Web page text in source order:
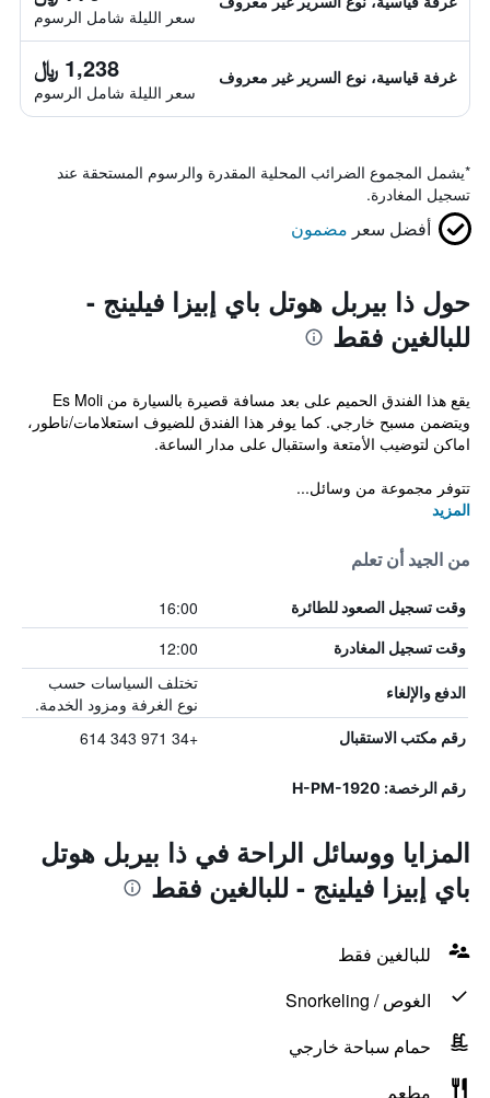
سعر الليلة شامل الرسوم
غرفة قياسية، نوع السرير غير معروف 1,238 ﷼
سعر الليلة شامل الرسوم
*يشمل المجموع الضرائب المحلية المقدرة والرسوم المستحقة عند
تسجيل المغادرة.
أفضل سعر مضمون
حول ذا بيربل هوتل باي إبيزا فيلينج -
للبالغين فقط
يقع هذا الفندق الحميم على بعد مسافة قصيرة بالسيارة من Es Moli
ويتضمن مسبح خارجي. كما يوفر هذا الفندق للضيوف استعلامات/ناطور،
اماكن لتوضيب الأمتعة واستقبال على مدار الساعة.
تتوفر مجموعة من وسائل...
المزيد
من الجيد أن تعلم
وقت تسجيل الصعود للطائرة 16:00
وقت تسجيل المغادرة 12:00
الدفع والإلغاء
تختلف السياسات حسب
نوع الغرفة ومزود الخدمة.
رقم مكتب الاستقبال +34 971 343 614
رقم الرخصة: H-PM-1920
المزايا ووسائل الراحة في ذا بيربل هوتل
باي إبيزا فيلينج - للبالغين فقط
للبالغين فقط
الغوص / Snorkeling
حمام سباحة خارجي
مطعم